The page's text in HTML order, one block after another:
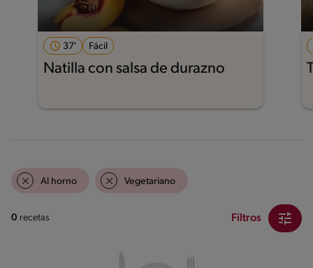
37' Fácil
Natilla con salsa de durazno
Al horno Vegetariano
0 recetas Filtros